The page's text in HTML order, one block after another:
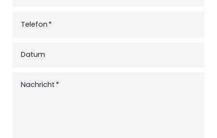
Telefon
Datum
Nachricht